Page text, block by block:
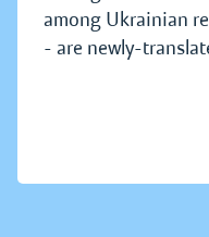
among Ukrainian
- are newly-